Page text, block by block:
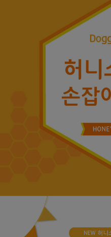
페이코 ID로